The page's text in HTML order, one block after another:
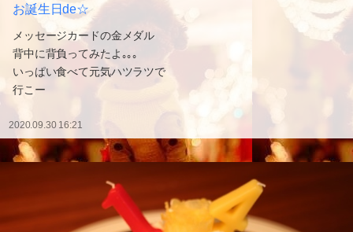
お誕生日de☆
メッセージカードの金メダル
背中に背負ってみたよ｡｡｡
いっぱい食べて元気ハツラツで
行こー
2020.09.30 16:21